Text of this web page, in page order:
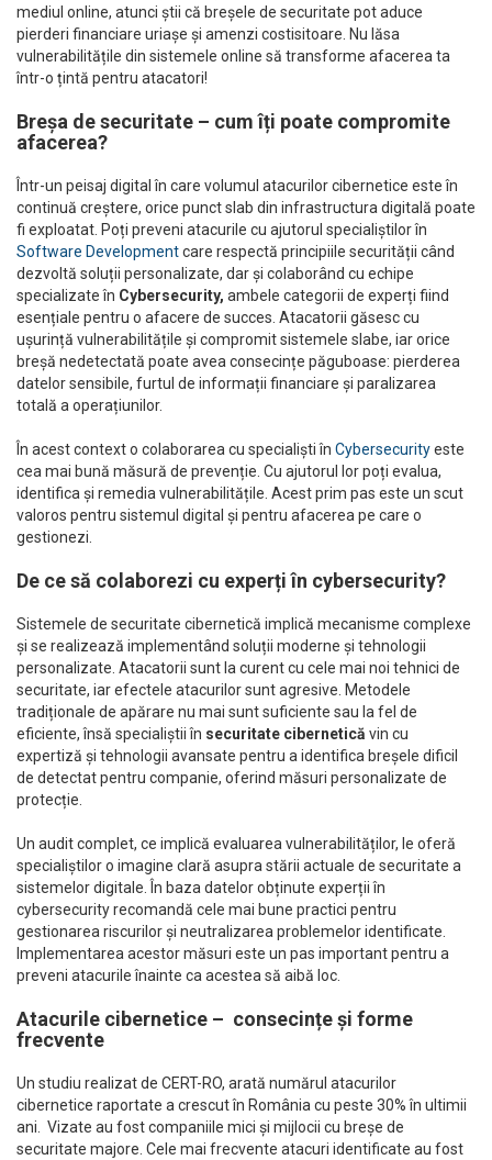
mediul online, atunci știi că breșele de securitate pot aduce
pierderi financiare uriașe și amenzi costisitoare. Nu lăsa
vulnerabilitățile din sistemele online să transforme afacerea ta
într-o țintă pentru atacatori!
Breșa de securitate – cum îți poate compromite
afacerea?
Într-un peisaj digital în care volumul atacurilor cibernetice este în
continuă creștere, orice punct slab din infrastructura digitală poate
fi exploatat. Poți preveni atacurile cu ajutorul specialiștilor în
Software Developmentcare respectă principiile securității când
dezvoltă soluții personalizate, dar și colaborând cu echipe
specializate în Cybersecurity, ambele categorii de experți fiind
esențiale pentru o afacere de succes. Atacatorii găsesc cu
ușurință vulnerabilitățile și compromit sistemele slabe, iar orice
breșă nedetectată poate avea consecințe păguboase: pierderea
datelor sensibile, furtul de informații financiare și paralizarea
totală a operațiunilor.
În acest context o colaborarea cu specialiști în Cybersecurityeste
cea mai bună măsură de prevenție. Cu ajutorul lor poți evalua,
identifica și remedia vulnerabilitățile. Acest prim pas este un scut
valoros pentru sistemul digital și pentru afacerea pe care o
gestionezi.
De ce să colaborezi cu experți în cybersecurity?
Sistemele de securitate cibernetică implică mecanisme complexe
și se realizează implementând soluții moderne și tehnologii
personalizate. Atacatorii sunt la curent cu cele mai noi tehnici de
securitate, iar efectele atacurilor sunt agresive. Metodele
tradiționale de apărare nu mai sunt suficiente sau la fel de
eficiente, însă specialiștii în securitate cibernetică vin cu
expertiză și tehnologii avansate pentru a identifica breșele dificil
de detectat pentru companie, oferind măsuri personalizate de
protecție.
Un audit complet, ce implică evaluarea vulnerabilităților, le oferă
specialiștilor o imagine clară asupra stării actuale de securitate a
sistemelor digitale. În baza datelor obținute experții în
cybersecurity recomandă cele mai bune practici pentru
gestionarea riscurilor și neutralizarea problemelor identificate.
Implementarea acestor măsuri este un pas important pentru a
preveni atacurile înainte ca acestea să aibă loc.
Atacurile cibernetice – consecințe și forme
frecvente
Un studiu realizat de CERT-RO, arată numărul atacurilor
cibernetice raportate a crescut în România cu peste 30% în ultimii
ani. Vizate au fost companiile mici și mijlocii cu breșe de
securitate majore. Cele mai frecvente atacuri identificate au fost